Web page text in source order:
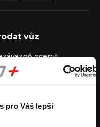
pro Váš lepší
vůz
ocenit
výkupu vozu